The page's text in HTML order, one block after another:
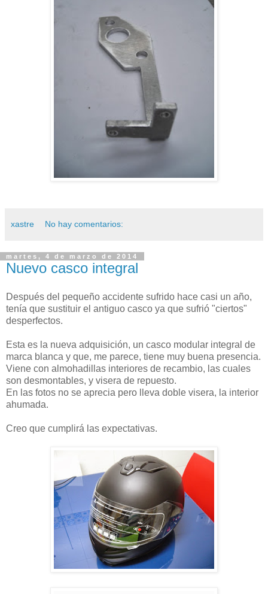
xastre No hay comentarios:
martes, 4 de marzo de 2014
Nuevo casco integral
Después del pequeño accidente sufrido hace casi un año,
tenía que sustituir el antiguo casco ya que sufrió "ciertos"
desperfectos.
Esta es la nueva adquisición, un casco modular integral de
marca blanca y que, me parece, tiene muy buena presencia.
Viene con almohadillas interiores de recambio, las cuales
son desmontables, y visera de repuesto.
En las fotos no se aprecia pero lleva doble visera, la interior
ahumada.
Creo que cumplirá las expectativas.